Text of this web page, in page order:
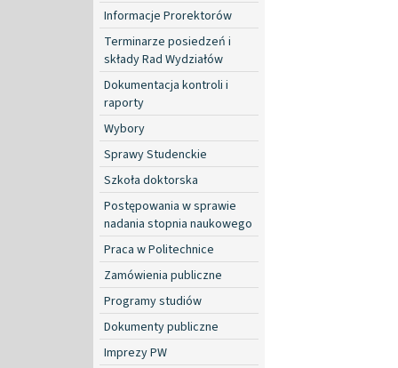
Informacje Prorektorów
Terminarze posiedzeń i
składy Rad Wydziałów
Dokumentacja kontroli i
raporty
Wybory
Sprawy Studenckie
Szkoła doktorska
Postępowania w sprawie
nadania stopnia naukowego
Praca w Politechnice
Zamówienia publiczne
Programy studiów
Dokumenty publiczne
Imprezy PW